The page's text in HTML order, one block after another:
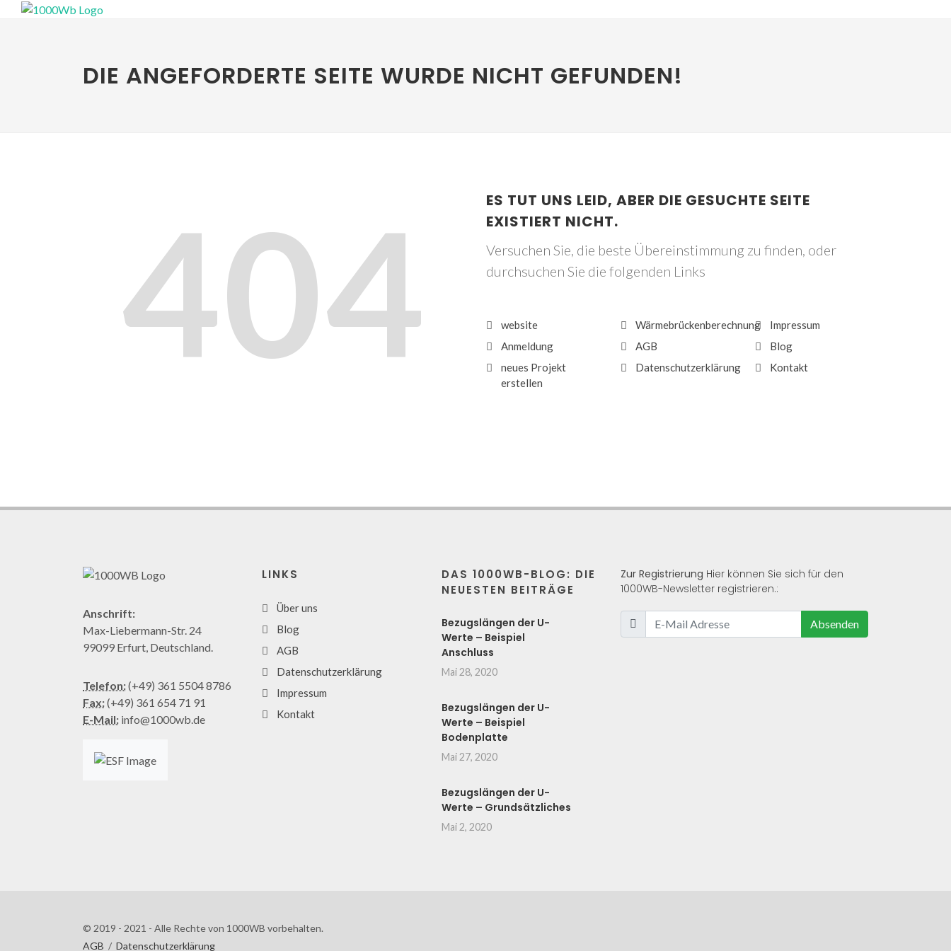
DIE ANGEFORDERTE SEITE WURDE NICHT GEFUNDEN!
404
ES TUT UNS LEID, ABER DIE GESUCHTE SEITE
EXISTIERT NICHT.
Versuchen Sie, die beste Übereinstimmung zu finden, oder
durchsuchen Sie die folgenden Links
website
Anmeldung
neues Projekt
erstellen
Wärmebrückenberechnung
AGB
Datenschutzerklärung
Impressum
Blog
Kontakt
Anschrift:
Max-Liebermann-Str. 24
99099 Erfurt, Deutschland.
Telefon:(+49) 361 5504 8786
Fax:(+49) 361 654 71 91
E-Mail: info@1000wb.de
LINKS
Über uns
Blog
AGB
Datenschutzerklärung
Impressum
Kontakt
DAS 1000WB-BLOG: DIE
NEUESTEN BEITRÄGE
Bezugslängen der U-
Werte – Beispiel
Anschluss
Mai 28, 2020
Bezugslängen der U-
Werte – Beispiel
Bodenplatte
Mai 27, 2020
Bezugslängen der U-
Werte – Grundsätzliches
Mai 2, 2020
Zur Registrierung Hier können Sie sich für den
1000WB-Newsletter registrieren.:
Absenden
© 2019 - 2021 - Alle Rechte von 1000WB vorbehalten.
AGB / Datenschutzerklärung